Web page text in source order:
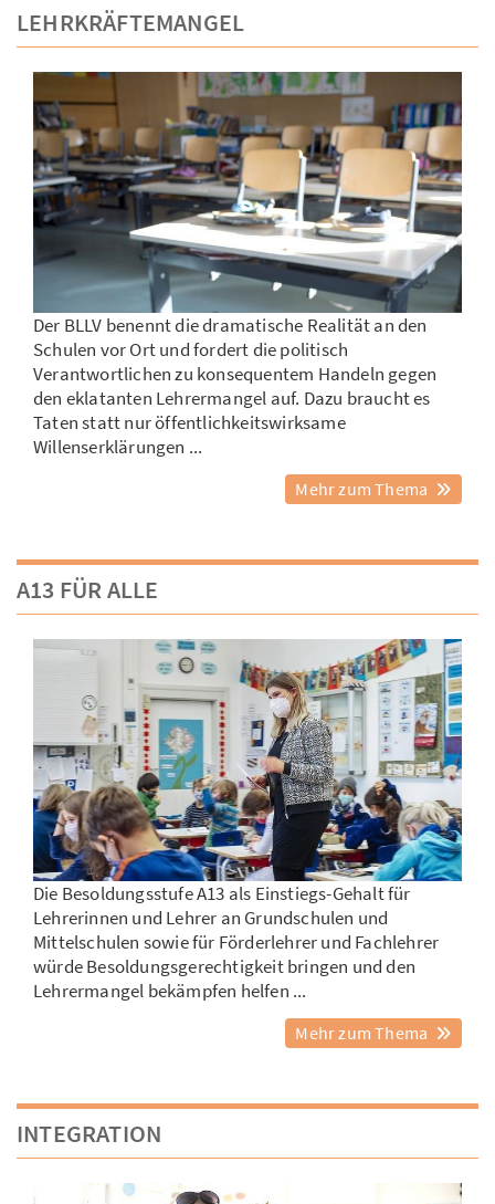
LEHRKRÄFTEMANGEL
Der BLLV benennt die dramatische Realität an den
Schulen vor Ort und fordert die politisch
Verantwortlichen zu konsequentem Handeln gegen
den eklatanten Lehrermangel auf. Dazu braucht es
Taten statt nur öffentlichkeitswirksame
Willenserklärungen ...
Mehr zum Thema
A13 FÜR ALLE
Die Besoldungsstufe A13 als Einstiegs-Gehalt für
Lehrerinnen und Lehrer an Grundschulen und
Mittelschulen sowie für Förderlehrer und Fachlehrer
würde Besoldungsgerechtigkeit bringen und den
Lehrermangel bekämpfen helfen ...
Mehr zum Thema
INTEGRATION